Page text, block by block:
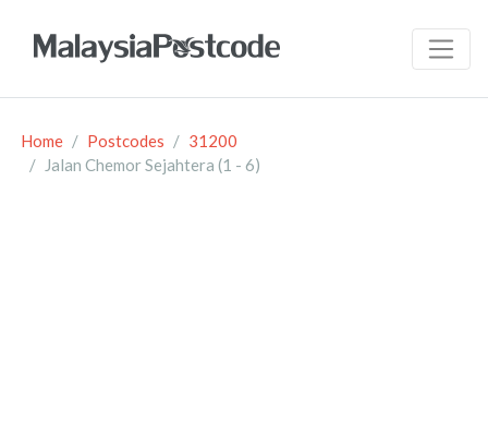
Home Postcodes
31200
Jalan Chemor Sejahtera (1 - 6)